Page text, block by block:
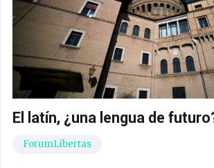
El latín, ¿una lengua de
ForumLibertas